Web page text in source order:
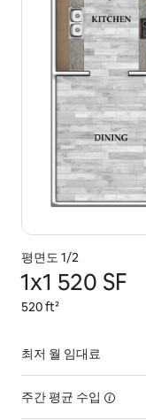
평면도 1/2
1x1 520 SF
520 ft²
최저 월 임대료
주간 평균 수입